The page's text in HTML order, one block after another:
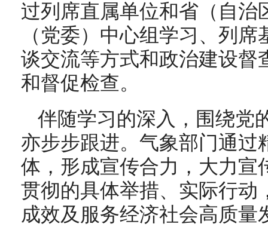
过列席直属单位和省（自治
（党委）中心组学习、列
谈交流等方式和政治建设督
和督促检查。
伴随学习的深入，围绕党
亦步步跟进。气象部门通过
体，形成宣传合力，大力宣
贯彻的具体举措、实际行动
成效及服务经济社会高质量